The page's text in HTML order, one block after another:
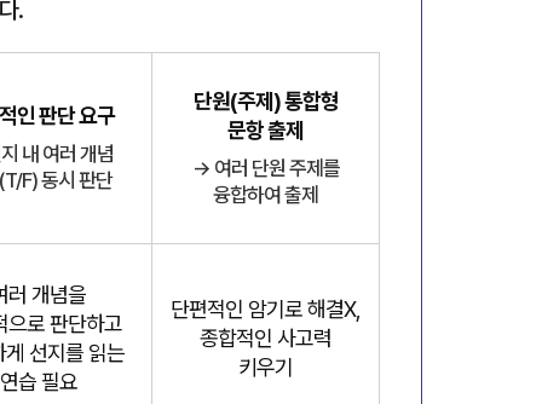
.
인 판단 요구
내 여러 개념
F) 동시 판단
단원(주제) 통합형
문항 출제
→ 여러 단원 주제를
융합하여 출제
러 개념을
으로 판단하고
게 선지를 읽는
연습 필요
단편적인 암기로 해결X,
종합적인 사고력
키우기